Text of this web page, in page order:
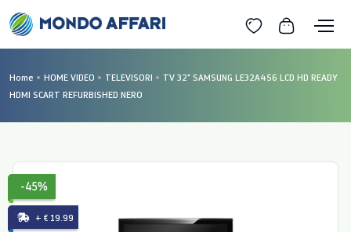
Home HOME VIDEO TELEVISORI
TV 32" SAMSUNG LE32A456 LCD HD READY
HDMI SCART REFURBISHED NERO
-45%
+ € 19.99